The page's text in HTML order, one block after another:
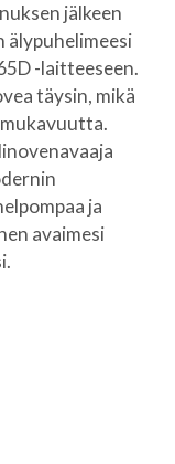
jälkeen
-laitteeseen.
täysin, mikä
ja
avaimesi